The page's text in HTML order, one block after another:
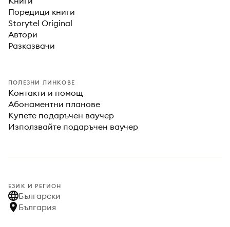
Поредици книги
Storytel Original
Автори
Разказвачи
ПОЛЕЗНИ ЛИНКОВЕ
Контакти и помощ
Абонаментни планове
Купете подаръчен ваучер
Използвайте подаръчен ваучер
ЕЗИК И РЕГИОН
Български
България